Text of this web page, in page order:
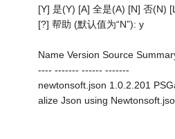
[Y] 是(Y) [A] 全是(A) [N] 否(N)
[?] 帮助 (默认值为“N”): y
Name Version Source
---- ------- ------ -------
newtonsoft.json 1.0.2.201
alize Json using